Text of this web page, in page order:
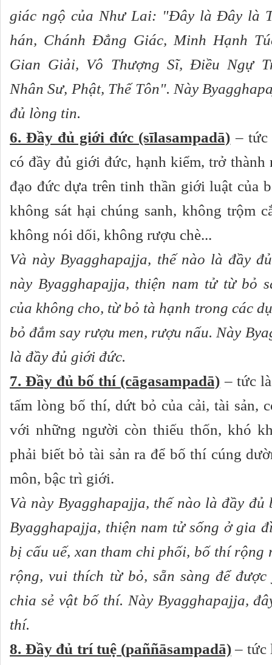
giác ngộ của Như Lai: "Ðây là Ðây là
hán, Chánh Ðẳng Giác, Minh Hạnh
Gian Giải, Vô Thượng Sĩ, Ðiều Ngự
Nhân Sư, Phật, Thế Tôn". Này
đủ lòng tin.
6. Đầy đủ giới đức (sīlasampadā) – tức
có đầy đủ giới đức, hạnh kiểm, trở thành
đạo đức dựa trên tinh thần giới luật của
không sát hại chúng sanh, không trộm
không nói dối, không rượu chè...
Và này Byagghapajja, thế nào là đầy
này Byagghapajja, thiện nam tử từ bỏ
của không cho, từ bỏ tà hạnh trong các
bỏ đắm say rượu men, rượu nấu. Này
là đầy đủ giới đức.
7. Đầy đủ bố thí (cāgasampadā) – tức
tấm lòng bố thí, dứt bỏ của cải, tài sản,
với những người còn thiếu thốn, khó
phải biết bỏ tài sản ra để bố thí cúng
môn, bậc trì giới.
Và này Byagghapajja, thế nào là đầy đủ
Byagghapajja, thiện nam tử sống ở gia
bị cấu uế, xan tham chi phối, bố thí rộng
rộng, vui thích từ bỏ, sẵn sàng để
chia sẻ vật bố thí. Này Byagghapajja,
thí.
8. Đầy đủ trí tuệ (paññāsampadā)– tức